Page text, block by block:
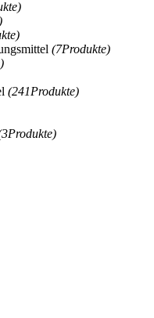
)
)
(7Produkte)
)
(241Produkte)
Produkte)